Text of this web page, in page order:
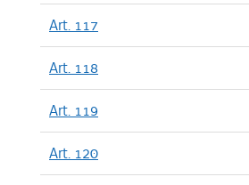
Art. 117
Art. 118
Art. 119
Art. 120